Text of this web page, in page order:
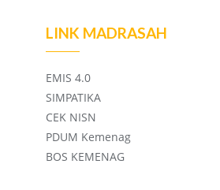
LINK MADRASAH
EMIS 4.0
SIMPATIKA
CEK NISN
PDUM Kemenag
BOS KEMENAG